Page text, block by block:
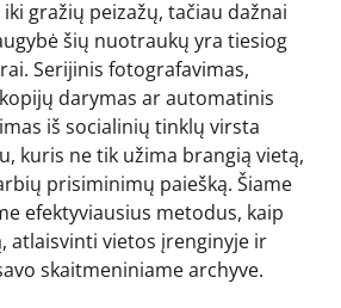
gražių peizažų, tačiau dažnai
šių nuotraukų yra tiesiog
Serijinis fotografavimas,
darymas ar automatinis
iš socialinių tinklų virsta
kuris ne tik užima brangią vietą,
prisiminimų paiešką. Šiame
efektyviausius metodus, kaip
atlaisvinti vietos įrenginyje ir
skaitmeniniame archyve.